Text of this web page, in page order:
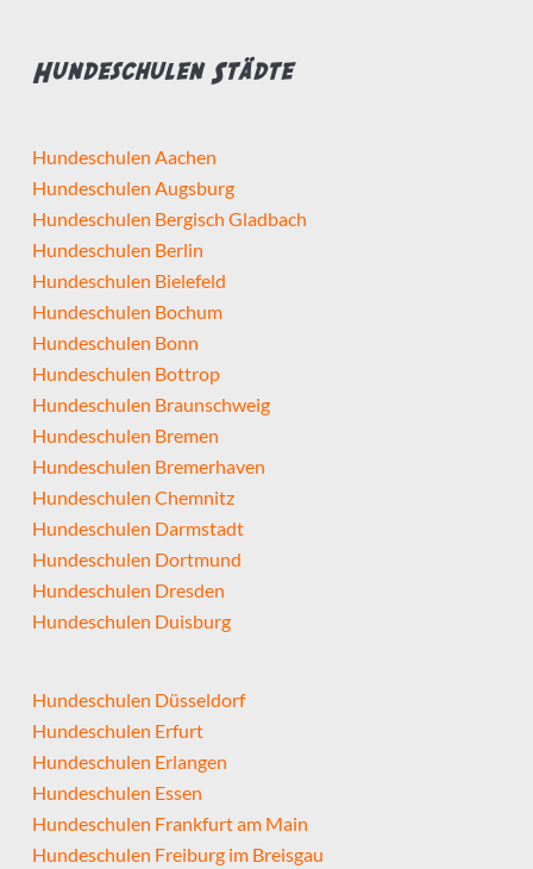
Hundeschulen Städte
Hundeschulen Aachen
Hundeschulen Augsburg
Hundeschulen Bergisch Gladbach
Hundeschulen Berlin
Hundeschulen Bielefeld
Hundeschulen Bochum
Hundeschulen Bonn
Hundeschulen Bottrop
Hundeschulen Braunschweig
Hundeschulen Bremen
Hundeschulen Bremerhaven
Hundeschulen Chemnitz
Hundeschulen Darmstadt
Hundeschulen Dortmund
Hundeschulen Dresden
Hundeschulen Duisburg
Hundeschulen Düsseldorf
Hundeschulen Erfurt
Hundeschulen Erlangen
Hundeschulen Essen
Hundeschulen Frankfurt am Main
Hundeschulen Freiburg im Breisgau